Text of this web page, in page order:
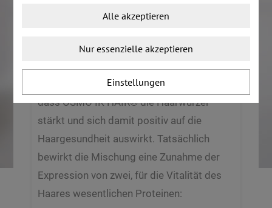
Inhaltsstoffkombination OSMO IK-HAIR®
beinhaltet eine ausgewogene Mischung
und Arginin. In-Vitro-Tests haben gezeigt,
dass OSMO IK-HAIR® die Haarwurzel
stärkt und sich damit positiv auf die
Haargesundheit auswirkt. Tatsächlich
bewirkt die Mischung eine Zunahme der
Expression von zwei, für die Vitalität des
Haares wesentlichen Proteinen:
Alle akzeptieren
Nur essenzielle akzeptieren
Einstellungen